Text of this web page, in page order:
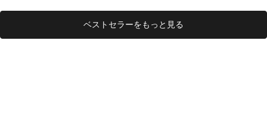
ベストセラーをもっと見る